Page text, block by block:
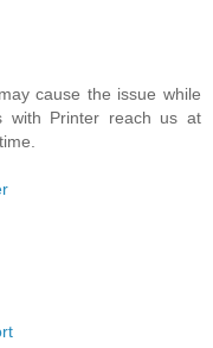
cause the issue while
with Printer reach us at